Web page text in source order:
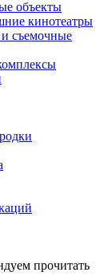
объекты
кинотеатры
съемочные
прочитать